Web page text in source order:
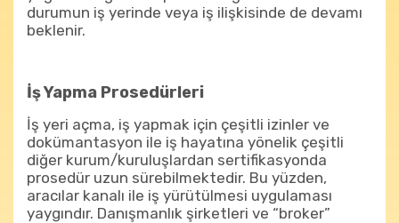
durumun iş yerinde veya iş ilişkisinde de devamı
beklenir.
İş Yapma Prosedürleri
İş yeri açma, iş yapmak için çeşitli izinler ve
dokümantasyon ile iş hayatına yönelik çeşitli
diğer kurum/kuruluşlardan sertifikasyonda
prosedür uzun sürebilmektedir. Bu yüzden,
aracılar kanalı ile iş yürütülmesi uygulaması
yaygındır. Danışmanlık şirketleri ve “broker”